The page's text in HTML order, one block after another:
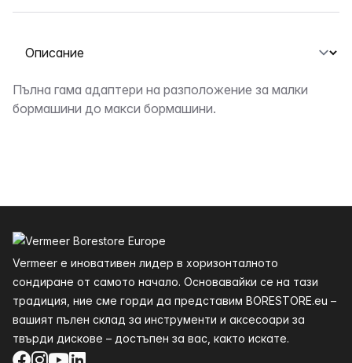
Избор на раздел
Описание
Пълна гама адаптери на разположение за малки
бормашини до макси бормашини.
Vermeer е иновативен лидер в хоризонталното
сондиране от самото начало. Основавайки се на тази
традиция, ние сме горди да представим BORESTORE.eu –
вашият пълен склад за инструменти и аксесоари за
твърди дискове – достъпен за вас, както искате.